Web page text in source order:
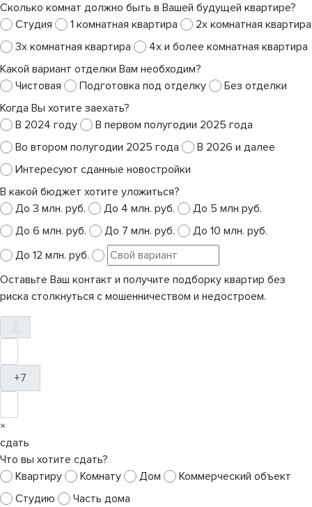
Сколько комнат должно быть в Вашей будущей квартире?
Студия
1 комнатная квартира
2х комнатная квартира
3х комнатная квартира
4х и более комнатная квартира
Какой вариант отделки Вам необходим?
Чистовая
Подготовка под отделку
Без отделки
Когда Вы хотите заехать?
В 2024 году
В первом полугодии 2025 года
Во втором полугодии 2025 года
В 2026 и далее
Интересуют сданные новостройки
В какой бюджет хотите уложиться?
До 3 млн. руб.
До 4 млн. руб.
До 5 млн руб.
До 6 млн. руб.
До 7 млн. руб.
До 10 млн. руб.
До 12 млн. руб.
Оставьте Ваш контакт и получите подборку квартир без
риска столкнуться с мошенничеством и недостроем.
+7
×
сдать
Что вы хотите сдать?
Квартиру
Комнату Дом
Коммерческий объект
Студию
Часть дома